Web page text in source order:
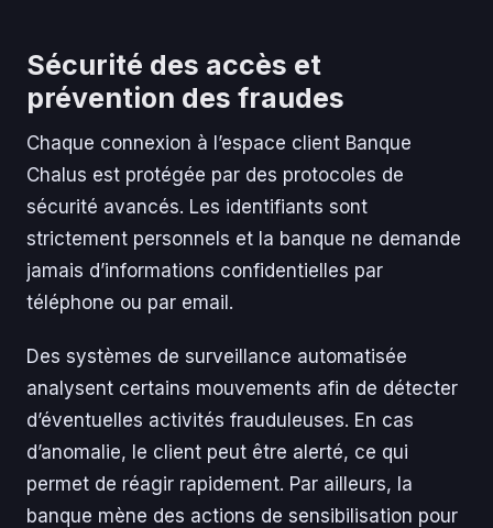
Sécurité des accès et
prévention des fraudes
Chaque connexion à l’espace client Banque
Chalus est protégée par des protocoles de
sécurité avancés. Les identifiants sont
strictement personnels et la banque ne demande
jamais d’informations confidentielles par
téléphone ou par email.
Des systèmes de surveillance automatisée
analysent certains mouvements afin de détecter
d’éventuelles activités frauduleuses. En cas
d’anomalie, le client peut être alerté, ce qui
permet de réagir rapidement. Par ailleurs, la
banque mène des actions de sensibilisation pour